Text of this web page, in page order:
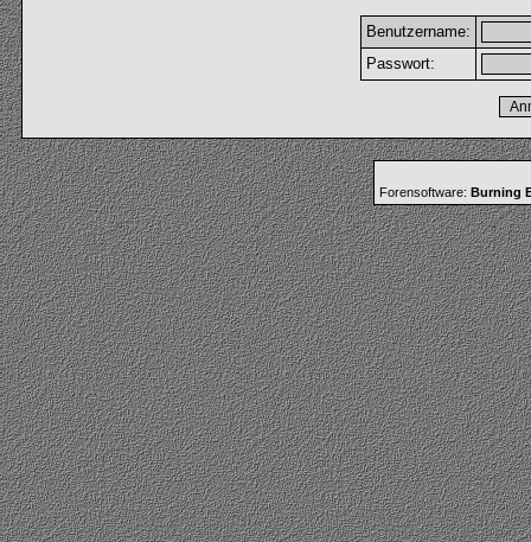
Benutzername:
Passwort:
Forensoftware: Burning